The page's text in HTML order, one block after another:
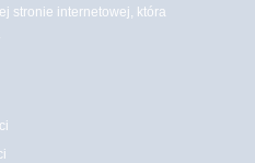
stronie internetowej, która